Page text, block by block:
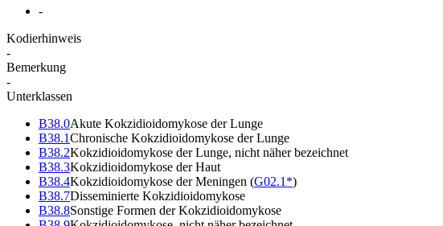
-
Kodierhinweis
-
Bemerkung
-
Unterklassen
B38.0Akute Kokzidioidomykose der Lunge
B38.1Chronische Kokzidioidomykose der Lunge
B38.2Kokzidioidomykose der Lunge, nicht näher bezeichnet
B38.3Kokzidioidomykose der Haut
B38.4Kokzidioidomykose der Meningen (G02.1*)
B38.7Disseminierte Kokzidioidomykose
B38.8Sonstige Formen der Kokzidioidomykose